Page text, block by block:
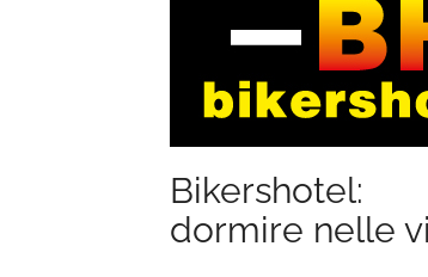
Bikershotel:
dormire nelle